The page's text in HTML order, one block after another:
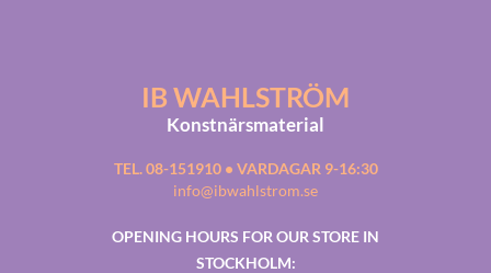
IB WAHLSTRÖM
Konstnärsmaterial
TEL. 08-151910 • VARDAGAR 9-16:30
info@ibwahlstrom.se
OPENING HOURS FOR OUR STORE IN
STOCKHOLM: